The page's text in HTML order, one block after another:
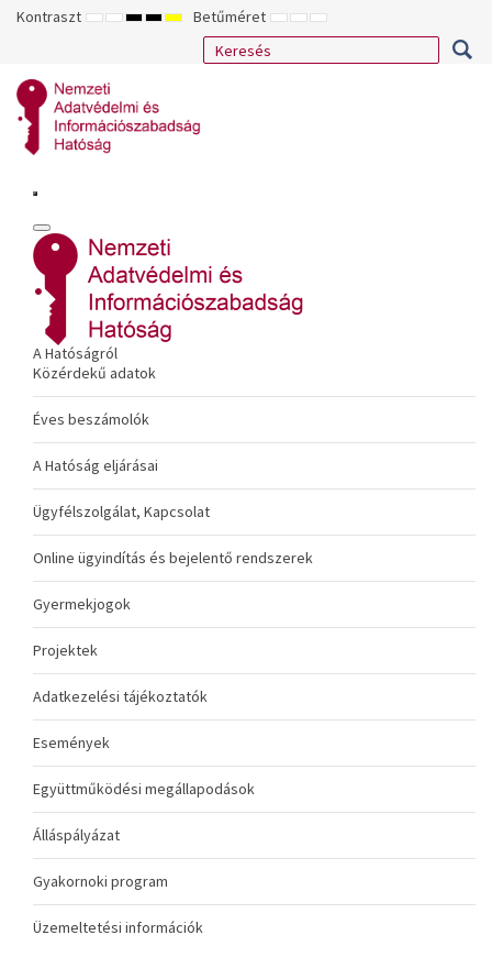
Kontraszt ALAPÉRTELMEZETT
ÉJSZAKAI
NAGY
KONTRASZTÚ
NAGY
KONTRASZTÚ
NAGY
KONTRASZTÚ
SÁRGA
FEKETE
Betűméret KISEBB
BETŰTÍPUS
ALAPÉRTELMEZETT
BETŰMÉRET
NAGYOBB
BETŰMÉRET
A Hatóságról
Közérdekű adatok
Éves beszámolók
A Hatóság eljárásai
Ügyfélszolgálat, Kapcsolat
Online ügyindítás és bejelentő rendszerek
Gyermekjogok
Projektek
Adatkezelési tájékoztatók
Események
Együttműködési megállapodások
Álláspályázat
Gyakornoki program
Üzemeltetési információk